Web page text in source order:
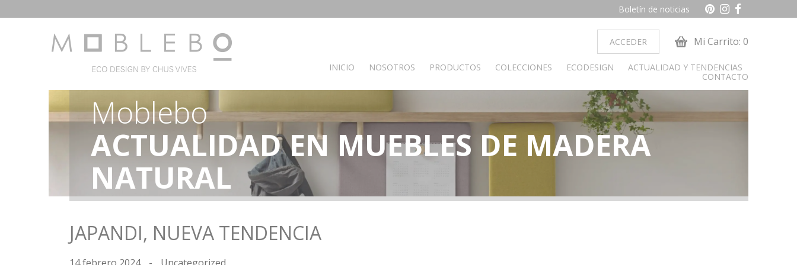
Boletín de noticias
ACCEDER Mi Carrito: 0
INICIO NOSOTROS PRODUCTOS COLECCIONES ECODESIGN
ACTUALIDAD Y TENDENCIAS
CONTACTO
Auxiliares
Bancos
Espejos
Mesas auxiliares
Percheros
Recibidores
Baño
Muebles de Baño
Cocina
Mobiliario cocina
Dormitorio juvenil
Armarios
Camas y cabeceros
Librerías
Moblebo
ACTUALIDAD EN MUEBLES DE MADERA
NATURAL
JAPANDI, NUEVA TENDENCIA